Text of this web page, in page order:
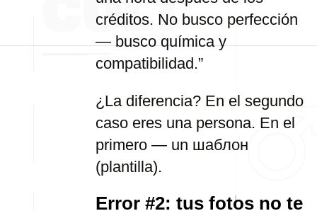
créditos. No busco perfección
— busco química y
compatibilidad.”
¿La diferencia? En el segundo
caso eres una persona. En el
primero — un шаблон
(plantilla).
Error #2: tus fotos no te